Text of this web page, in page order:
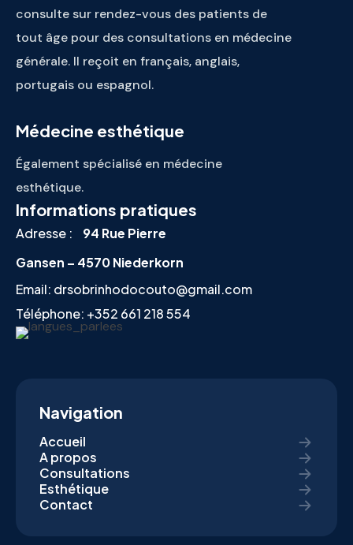
consulte sur rendez-vous des patients de
tout âge pour des consultations en médecine
générale. Il reçoit en français, anglais,
portugais ou espagnol.
Médecine esthétique
Également spécialisé en médecine
esthétique.
Informations pratiques
Adresse :
94 Rue Pierre
Gansen – 4570 Niederkorn
Email: drsobrinhodocouto@gmail.com
Téléphone: +352 661 218 554
Navigation
Accueil
A propos
Consultations
Esthétique
Contact